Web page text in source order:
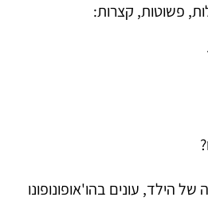
פשוטות, קצרות:
הילד, עונים בהו'אופונופונו